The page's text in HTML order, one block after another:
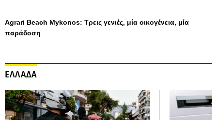
Agrari Beach Mykonos: Τρεις γενιές, μία οικογένεια, μία
παράδοση
ΕΛΛΑΔΑ